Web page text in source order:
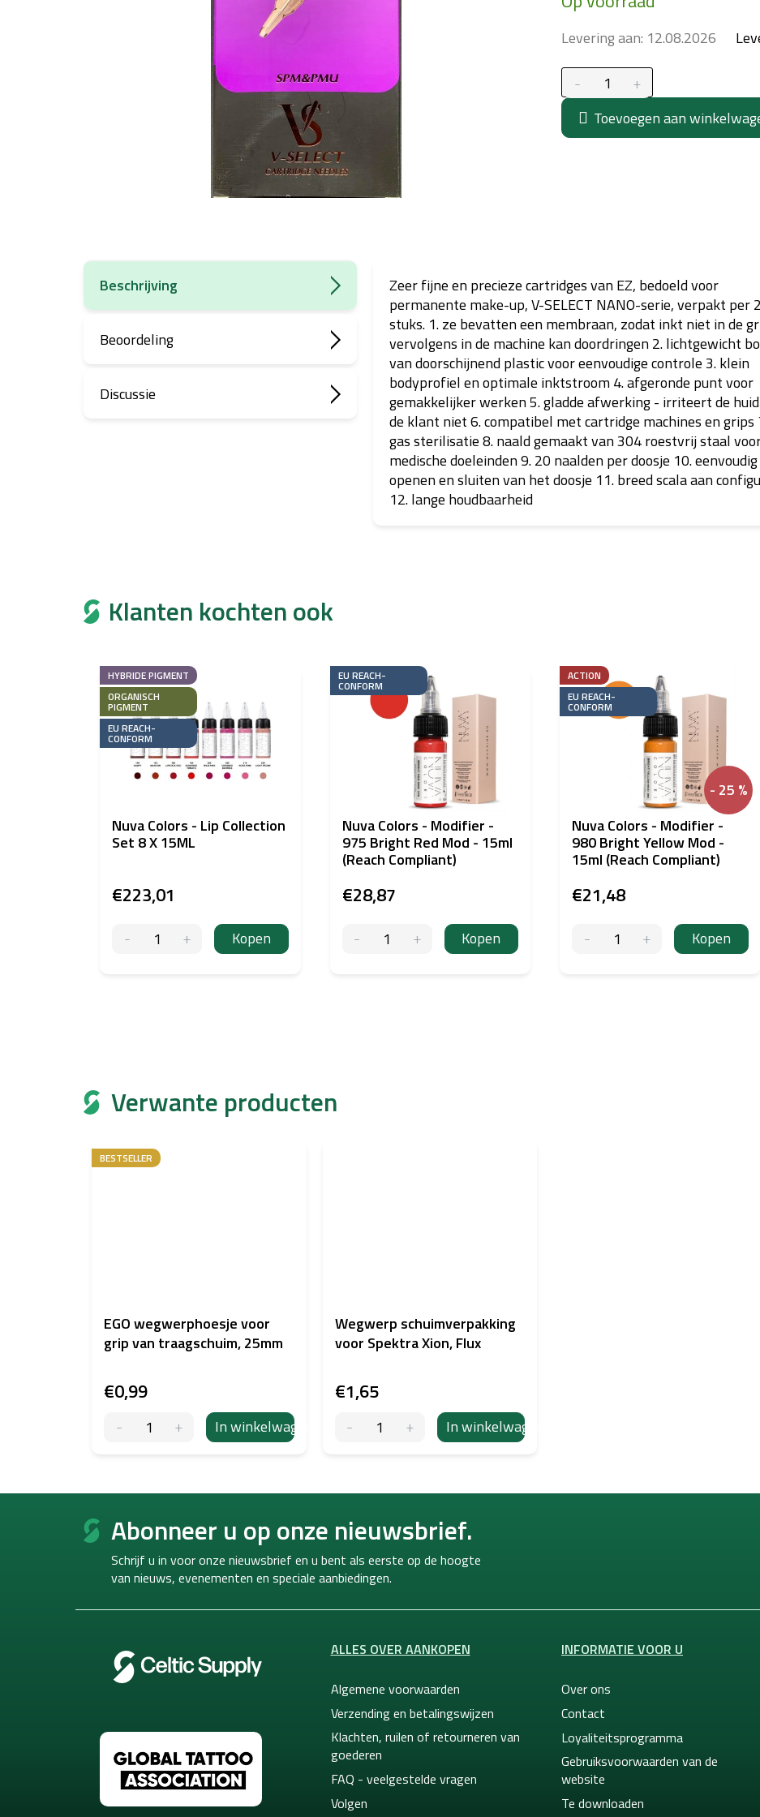
Levering aan: 12.08.2026
Toevoegen aan
Verwante producten
BESTSELLER
EGO wegwerphoesje voor
grip van traagschuim, 25mm
€0,99
In winkelwagen
Wegwerp schuimverpakking
voor Spektra Xion, Flux
€1,65
In winkelwagen
Beschrijving
Beoordeling
Discussie
Zeer fijne en precieze cartridges van EZ, bedoeld voor
permanente make-up, V-SELECT NANO-serie, verpakt per
stuks. 1. ze bevatten een membraan, zodat inkt niet in de
vervolgens in de machine kan doordringen 2. lichtgewicht
van doorschijnend plastic voor eenvoudige controle 3. klein
bodyprofiel en optimale inktstroom 4. afgeronde punt voor
gemakkelijker werken 5. gladde afwerking - irriteert de
de klant niet 6. compatibel met cartridge machines en grips
gas sterilisatie 8. naald gemaakt van 304 roestvrij staal
medische doeleinden 9. 20 naalden per doosje 10. eenvoudig
openen en sluiten van het doosje 11. breed scala aan
12. lange houdbaarheid
Klanten kochten ook
HYBRIDE PIGMENT
ORGANISCH
PIGMENT
EU REACH-
CONFORM
Nuva Colors - Lip Collection
Set 8 X 15ML
€223,01
Kopen
EU REACH-
CONFORM
Nuva Colors - Modifier -
975 Bright Red Mod - 15ml
(Reach Compliant)
€28,87
Kopen
- 25 %
ACTION
EU REACH-
CONFORM
Nuva Colors - Modifier -
980 Bright Yellow Mod -
15ml (Reach Compliant)
€21,48
Kopen
F
Abonneer u op onze nieuwsbrief.
Schrijf u in voor onze nieuwsbrief en u bent als eerste op de hoogte
van nieuws, evenementen en speciale aanbiedingen.
ALLES OVER AANKOPEN
Algemene voorwaarden
Verzending en betalingswijzen
Klachten, ruilen of retourneren van
goederen
FAQ - veelgestelde vragen
Volgen
INFORMATIE VOOR U
Over ons
Contact
Loyaliteitsprogramma
Gebruiksvoorwaarden van de
website
Te downloaden